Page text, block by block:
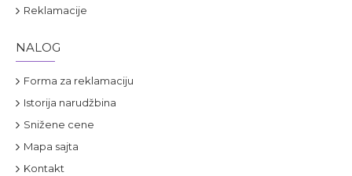
Reklamacije
NALOG
Forma za reklamaciju
Istorija narudžbina
Snižene cene
Mapa sajta
Kontakt